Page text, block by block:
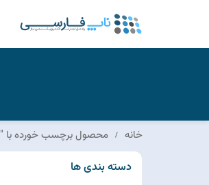
خانه محصول برچسب خورده با "whatsapp"
دسته بندی ها